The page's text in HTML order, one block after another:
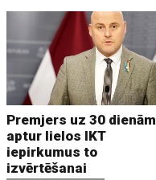
Premjers uz 30 dienām
aptur lielos IKT
iepirkumus to
izvērtēšanai